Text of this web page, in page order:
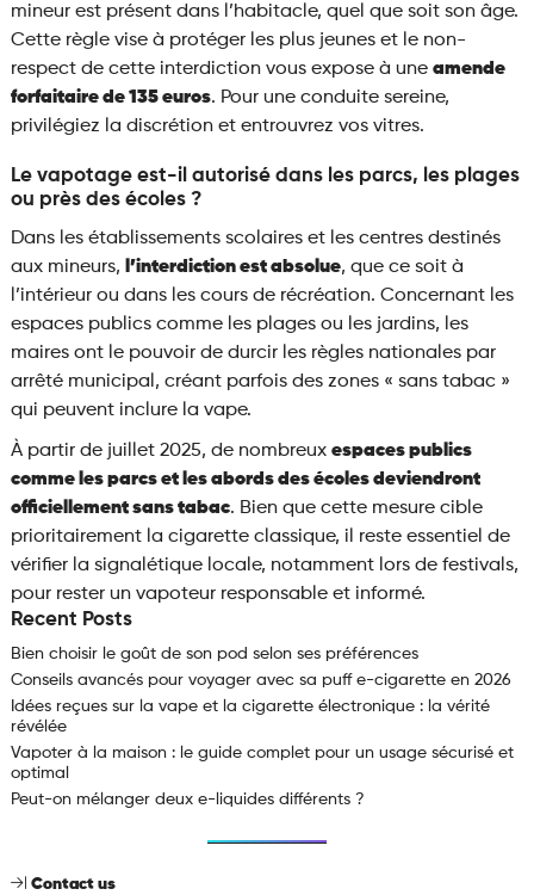
mineur est présent dans l’habitacle, quel que soit son âge.
Cette règle vise à protéger les plus jeunes et le non-
respect de cette interdiction vous expose à une amende
forfaitaire de 135 euros. Pour une conduite sereine,
privilégiez la discrétion et entrouvrez vos vitres.
Le vapotage est-il autorisé dans les parcs, les plages
ou près des écoles ?
Dans les établissements scolaires et les centres destinés
aux mineurs, l’interdiction est absolue, que ce soit à
l’intérieur ou dans les cours de récréation. Concernant les
espaces publics comme les plages ou les jardins, les
maires ont le pouvoir de durcir les règles nationales par
arrêté municipal, créant parfois des zones « sans tabac »
qui peuvent inclure la vape.
À partir de juillet 2025, de nombreux espaces publics
comme les parcs et les abords des écoles deviendront
officiellement sans tabac. Bien que cette mesure cible
prioritairement la cigarette classique, il reste essentiel de
vérifier la signalétique locale, notamment lors de festivals,
pour rester un vapoteur responsable et informé.
Recent Posts
Bien choisir le goût de son pod selon ses préférences
Conseils avancés pour voyager avec sa puff e-cigarette en 2026
Idées reçues sur la vape et la cigarette électronique : la vérité
révélée
Vapoter à la maison : le guide complet pour un usage sécurisé et
optimal
Peut-on mélanger deux e-liquides différents ?
Contact us